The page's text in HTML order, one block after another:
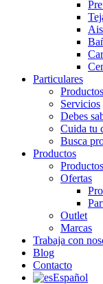
Particulares
Productos
Servicios
Debes
Cuida tu
Busca
Productos
Productos
Ofertas
Outlet
Marcas
Trabaja con
Blog
Contacto
Español